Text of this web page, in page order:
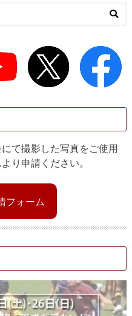
て撮影した写真をご使用
り申請ください。
フォーム